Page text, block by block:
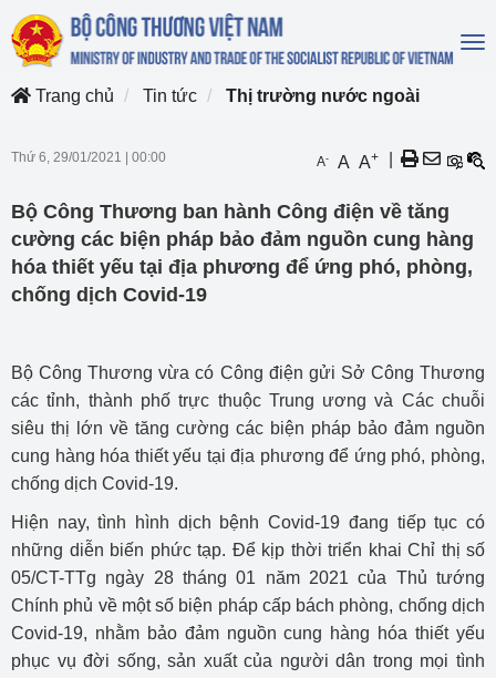
Trang chủ
Tin tức Thị trường nước ngoài
Thứ 6, 29/01/2021 00:00 A- A A+
Bộ Công Thương ban hành Công điện về tăng
cường các biện pháp bảo đảm nguồn cung hàng
hóa thiết yếu tại địa phương để ứng phó, phòng,
chống dịch Covid-19
Bộ Công Thương vừa có Công điện gửi Sở Công Thương
các tỉnh, thành phố trực thuộc Trung ương và Các chuỗi
siêu thị lớn về tăng cường các biện pháp bảo đảm nguồn
cung hàng hóa thiết yếu tại địa phương để ứng phó, phòng,
chống dịch Covid-19.
Hiện nay, tình hình dịch bệnh Covid-19 đang tiếp tục có
những diễn biến phức tạp. Để kịp thời triển khai Chỉ thị số
05/CT-TTg ngày 28 tháng 01 năm 2021 của Thủ tướng
Chính phủ về một số biện pháp cấp bách phòng, chống dịch
Covid-19, nhằm bảo đảm nguồn cung hàng hóa thiết yếu
phục vụ đời sống, sản xuất của người dân trong mọi tình